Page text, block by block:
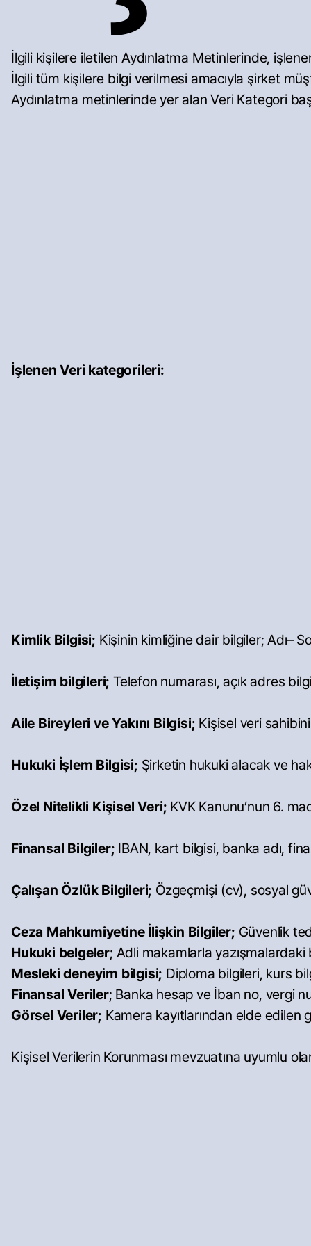
İlgili kişilere iletilen Aydınlatma Metinlerinde,
İlgili tüm kişilere bilgi verilmesi amacıyla şirket
Aydınlatma metinlerinde yer alan Veri Kategori
İşlenen Veri kategorileri:
Kimlik Bilgisi; Kişinin kimliğine dair bilgiler; Adı–
İletişim bilgileri; Telefon numarası, açık adres
Aile Bireyleri ve Yakını Bilgisi; Kişisel veri
Hukuki İşlem Bilgisi; Şirketin hukuki alacak ve
Özel Nitelikli Kişisel Veri; KVK Kanunu’nun 6.
Finansal Bilgiler; IBAN, kart bilgisi, banka adı,
Çalışan Özlük Bilgileri; Özgeçmişi (cv), sosyal
Ceza Mahkumiyetine İlişkin Bilgiler; Güvenlik
Hukuki belgeler; Adli makamlarla
Mesleki deneyim bilgisi; Diploma bilgileri, kurs
Finansal Veriler; Banka hesap ve İban no, vergi
Görsel Veriler; Kamera kayıtlarından elde edilen
Kişisel Verilerin Korunması mevzuatına uyumlu